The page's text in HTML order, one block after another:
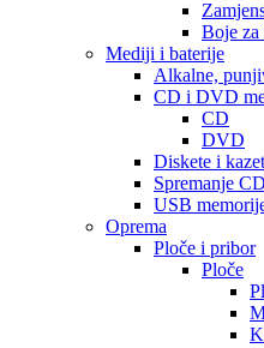
Boje za
Mediji i baterije
Alkalne,
CD i DVD
CD
DVD
Diskete i
Spremanje
USB
Oprema
Ploče i pribor
Ploče